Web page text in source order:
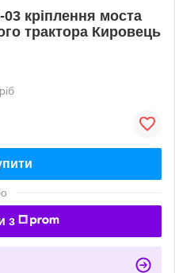
кріплення моста
трактора Кировець
з